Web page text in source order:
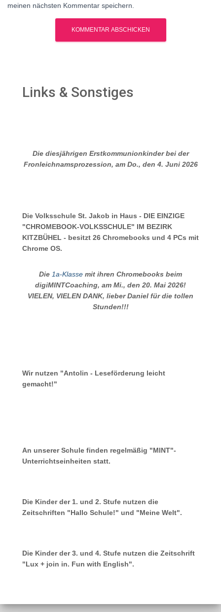
meinen nächsten Kommentar speichern.
Links & Sonstiges
Die diesjährigen Erstkommunionkinder bei der
Fronleichnamsprozession, am Do., den 4. Juni 2026
Die Volksschule St. Jakob in Haus - DIE EINZIGE
"CHROMEBOOK-VOLKSSCHULE" IM BEZIRK
KITZBÜHEL - besitzt 26 Chromebooks und 4 PCs mit
Chrome OS.
Die 1a-Klasse mit ihren Chromebooks beim
digiMINTCoaching, am Mi., den 20. Mai 2026!
VIELEN, VIELEN DANK, lieber Daniel für die tollen
Stunden!!!
Wir nutzen "Antolin - Leseförderung leicht
gemacht!"
An unserer Schule finden regelmäßig "MINT"-
Unterrichtseinheiten statt.
Die Kinder der 1. und 2. Stufe nutzen die
Zeitschriften "Hallo Schule!" und "Meine Welt".
Die Kinder der 3. und 4. Stufe nutzen die Zeitschrift
"Lux + join in. Fun with English".